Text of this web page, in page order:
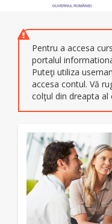
Pentru a accesa
portalul
Puteţi utiliza
accesa contul. Vă
colţul din dreapta al